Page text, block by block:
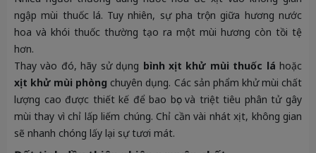
ngập mùi thuốc lá. Tuy nhiên, sự pha trộn giữa hương nước
hoa và khói thuốc thường tạo ra một mùi hương còn tồi tệ
hơn.
Thay vào đó, hãy sử dụng bình xịt khử mùi thuốc lá hoặc
xịt khử mùi phòng chuyên dụng. Các sản phẩm khử mùi chất
lượng cao được thiết kế để bao bọc và triệt tiêu phân tử gây
mùi thay vì chỉ lấp liếm chúng. Chỉ cần vài nhát xịt, không gian
sẽ nhanh chóng lấy lại sự tươi mát.